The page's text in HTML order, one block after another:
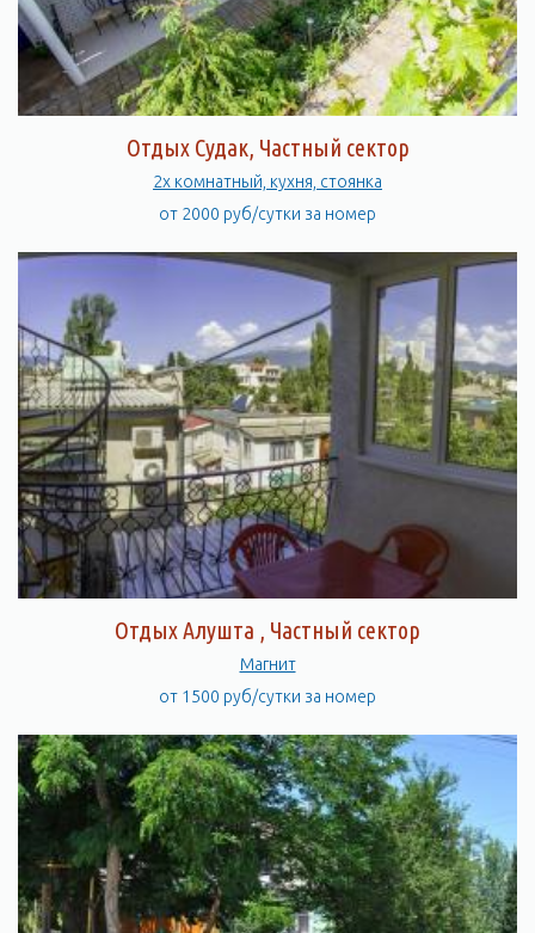
Отдых Судак, Частный сектор
2х комнатный, кухня, стоянка
от 2000 руб/сутки за номер
Отдых Алушта , Частный сектор
Магнит
от 1500 руб/сутки за номер